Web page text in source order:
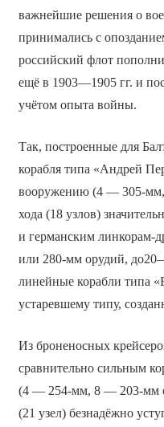
важнейшие решения о
принимались с
российский флот
ещё в 1903—1905 гг. и
учётом опыта войны.
Так, построенные для
корабля типа «Андрей
вооружению (4 — 305-
хода (18 узлов)
и германским
или 280-мм орудий,
линейные корабли типа
устаревшему типу,
Из броненосных
сравнительно сильным
(4 — 254-мм, 8 — 203-мм
(21 узел) безнадёжно